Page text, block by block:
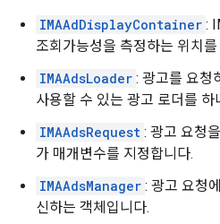
IMAAdDisplayContainer :
조회가능성을 측정하는 위치
IMAAdsLoader : 광고를 요청
사용할 수 있는 광고 로더를
IMAAdsRequest : 광고 요청
가 매개변수를 지정합니다.
IMAAdsManager : 광고 요청
신하는 객체입니다.